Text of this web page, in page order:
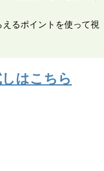
るポイントを使って視
はこちら